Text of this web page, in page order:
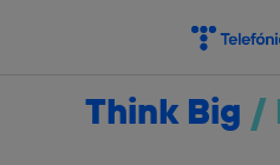
Think Big /